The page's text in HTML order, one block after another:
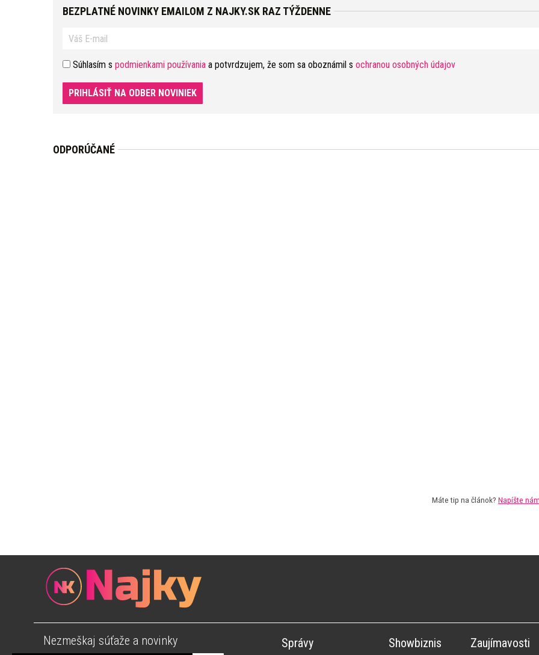
BEZPLATNÉ NOVINKY EMAILOM Z NAJKY.SK RAZ TÝŽDENNE
Súhlasím s podmienkami používania a potvrdzujem, že som sa oboznámil s ochranou osobných údajov
PRIHLÁSIŤ NA ODBER NOVINIEK
ODPORÚČANÉ
Máte tip na článok? Napíšte
Nezmeškaj súťaže a novinky Správy Showbiznis Zaujímavosti